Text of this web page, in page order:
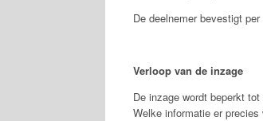
De deelnemer bevestigt
Verloop van de inzage
De inzage wordt beperkt
Welke informatie er